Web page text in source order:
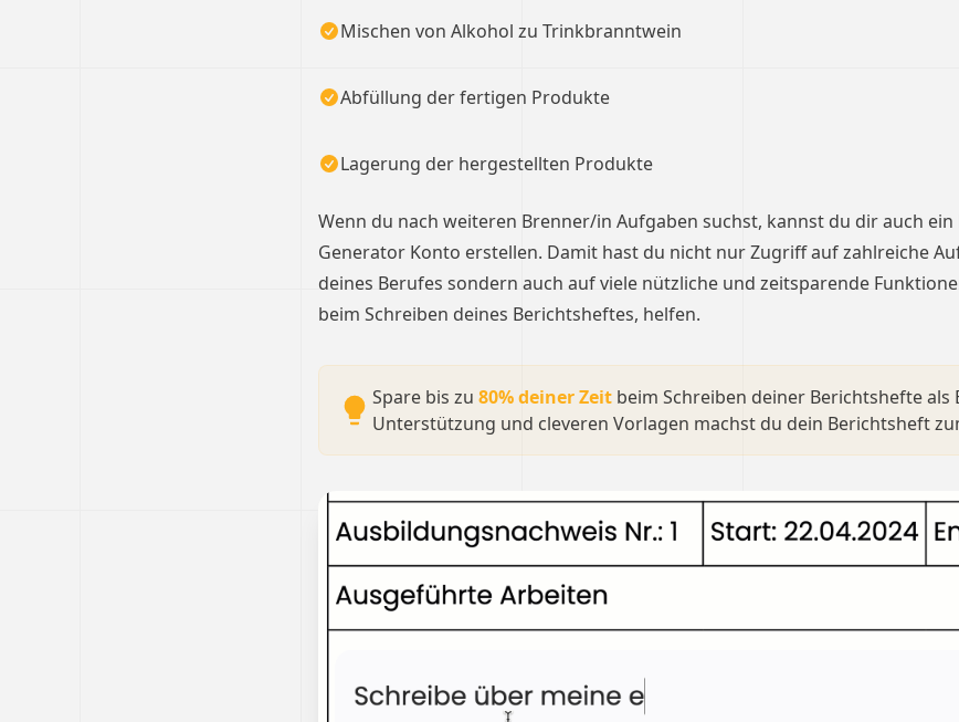
Mischen von Alkohol zu Trinkbranntwein
Abfüllung der fertigen Produkte
Lagerung der hergestellten Produkte
Wenn du nach weiteren Brenner/in Aufgaben suchst, kannst du dir auch
Generator Konto erstellen. Damit hast du nicht nur Zugriff auf zahlreiche
deines Berufes sondern auch auf viele nützliche und zeitsparende
beim Schreiben deines Berichtsheftes, helfen.
Spare bis zu 80% deiner Zeit beim Schreiben deiner Berichtshefte als
Unterstützung und cleveren Vorlagen machst du dein Berichtsheft